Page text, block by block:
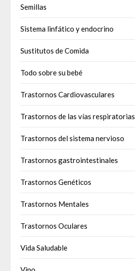
Semillas
Sistema linfático y endocrino
Sustitutos de Comida
Todo sobre su bebé
Trastornos Cardiovasculares
Trastornos de las vías respiratorias
Trastornos del sistema nervioso
Trastornos gastrointestinales
Trastornos Genéticos
Trastornos Mentales
Trastornos Oculares
Vida Saludable